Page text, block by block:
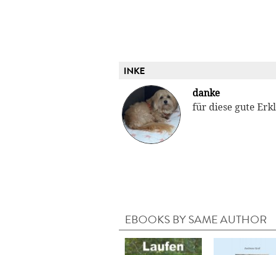
INKE
danke
für diese gute
EBOOKS BY SAME AUTHOR